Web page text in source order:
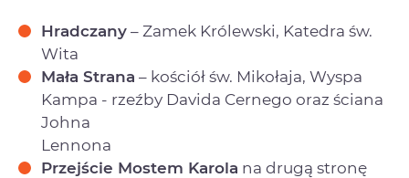
Hradczany – Zamek Królewski, Katedra św.
Wita
Mała Strana – kościół św. Mikołaja, Wyspa
Kampa - rzeźby Davida Cernego oraz ściana
Johna
Lennona
Przejście Mostem Karola na drugą stronę